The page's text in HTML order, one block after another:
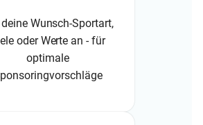
Wunsch-Sportart,
oder Werte an - für
optimale